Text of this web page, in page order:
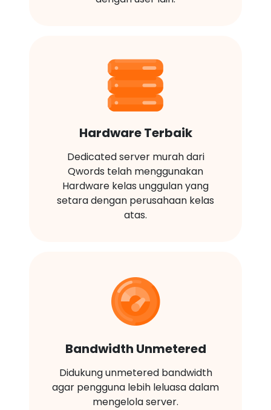
Hardware Terbaik
Dedicated server murah dari
Qwords telah menggunakan
Hardware kelas unggulan yang
setara dengan perusahaan kelas
atas.
Bandwidth Unmetered
Didukung unmetered bandwidth
agar pengguna lebih leluasa dalam
mengelola server.